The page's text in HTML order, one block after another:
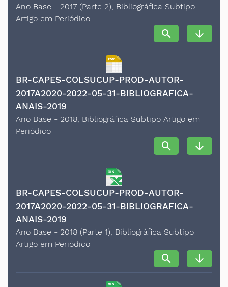
Ano Base - 2017 (Parte 2), Bibliográfica Subtipo
Artigo em Periódico
search arrow_downward
BR-CAPES-COLSUCUP-PROD-AUTOR-
2017A2020-2022-05-31-BIBLIOGRAFICA-
ANAIS-2019
Ano Base - 2018, Bibliográfica Subtipo Artigo em
Periódico
search arrow_downward
BR-CAPES-COLSUCUP-PROD-AUTOR-
2017A2020-2022-05-31-BIBLIOGRAFICA-
ANAIS-2019
Ano Base - 2018 (Parte 1), Bibliográfica Subtipo
Artigo em Periódico
search arrow_downward